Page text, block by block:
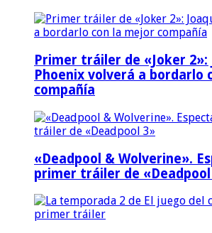
Primer tráiler de «Joker 2»:
Phoenix volverá a bordarlo
compañía
«Deadpool & Wolverine».
primer tráiler de «Deadpool